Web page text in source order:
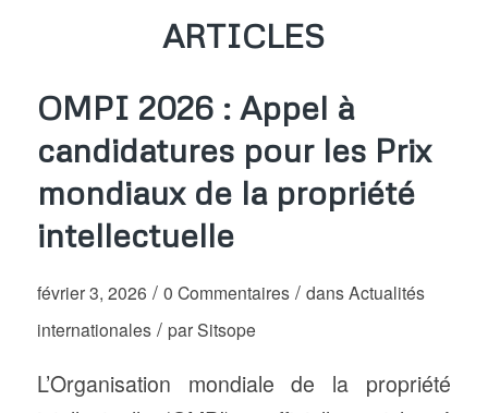
ARTICLES
OMPI 2026 : Appel à
candidatures pour les Prix
mondiaux de la propriété
intellectuelle
février 3, 2026 / 0 Commentaires / dansActualités
internationales / parSitsope
L’Organisation mondiale de la propriété